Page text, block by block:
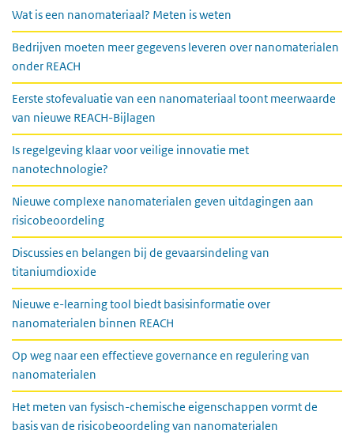
Wat is een nanomateriaal? Meten is weten
Bedrijven moeten meer gegevens leveren over nanomaterialen
onder REACH
Eerste stofevaluatie van een nanomateriaal toont meerwaarde
van nieuwe REACH-Bijlagen
Is regelgeving klaar voor veilige innovatie met
nanotechnologie?
Nieuwe complexe nanomaterialen geven uitdagingen aan
risicobeoordeling
Discussies en belangen bij de gevaarsindeling van
titaniumdioxide
Nieuwe e-learning tool biedt basisinformatie over
nanomaterialen binnen REACH
Op weg naar een effectieve governance en regulering van
nanomaterialen
Het meten van fysisch-chemische eigenschappen vormt de
basis van de risicobeoordeling van nanomaterialen